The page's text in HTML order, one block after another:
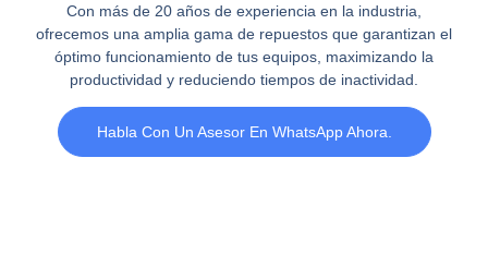
Con más de 20 años de experiencia en la industria,
ofrecemos una amplia gama de repuestos que garantizan el
óptimo funcionamiento de tus equipos, maximizando la
productividad y reduciendo tiempos de inactividad.
Habla Con Un Asesor En WhatsApp Ahora.